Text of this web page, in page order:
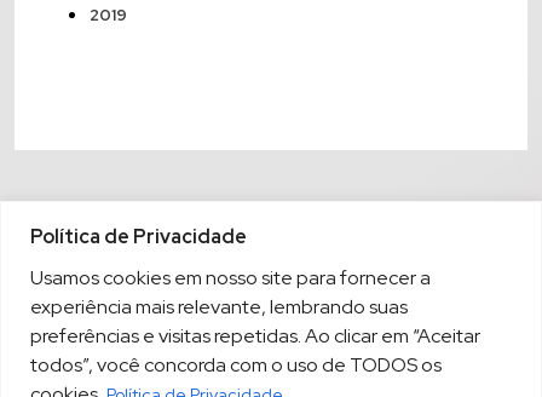
Política de Privacidade
Usamos cookies em nosso site para fornecer a
experiência mais relevante, lembrando suas
preferências e visitas repetidas. Ao clicar em “Aceitar
todos”, você concorda com o uso de TODOS os
2019